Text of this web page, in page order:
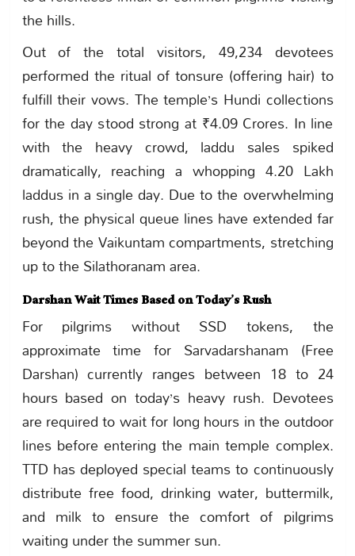
the hills.
Out of the total visitors, 49,234 devotees
performed the ritual of tonsure (offering hair) to
fulfill their vows. The temple’s Hundi collections
for the day stood strong at ₹4.09 Crores. In line
with the heavy crowd, laddu sales spiked
dramatically, reaching a whopping 4.20 Lakh
laddus in a single day. Due to the overwhelming
rush, the physical queue lines have extended far
beyond the Vaikuntam compartments, stretching
up to the Silathoranam area.
Darshan Wait Times Based on Today’s Rush
For pilgrims without SSD tokens, the
approximate time for Sarvadarshanam (Free
Darshan) currently ranges between 18 to 24
hours based on today’s heavy rush. Devotees
are required to wait for long hours in the outdoor
lines before entering the main temple complex.
TTD has deployed special teams to continuously
distribute free food, drinking water, buttermilk,
and milk to ensure the comfort of pilgrims
waiting under the summer sun.